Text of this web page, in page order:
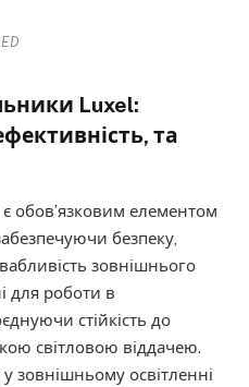
Luxel:
та
обов’язковим елементом
безпеку,
зовнішнього
для роботи в
стійкість до
світловою віддачею.
у зовнішньому освітленні